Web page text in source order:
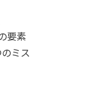
要素
ミス